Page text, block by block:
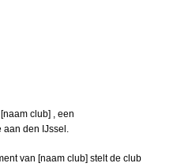
club] , een
aan den IJssel.
van [naam club] stelt de club